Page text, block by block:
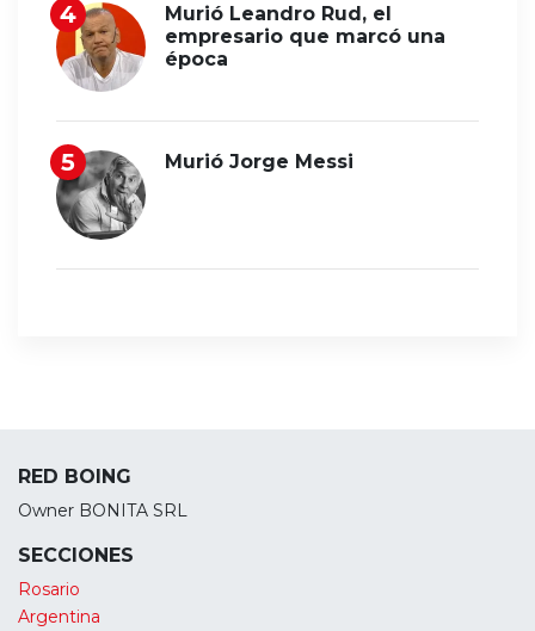
Murió Leandro Rud, el
empresario que marcó una
época
Murió Jorge Messi
RED BOING
Owner BONITA SRL
SECCIONES
Rosario
Argentina